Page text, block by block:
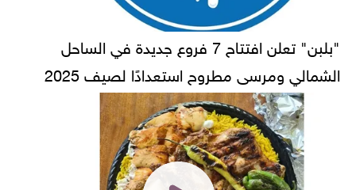
"بلبن" تعلن افتتاح 7 فروع جديدة في الساحل
الشمالي ومرسى مطروح استعدادًا لصيف 2025